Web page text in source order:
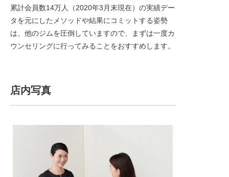
累計会員数14万人（2020年3月末現在）の実績デー
タを元にしたメソッドや結果にコミットする姿勢
は、他のジムを圧倒していますので、まずは一度カ
ウンセリングに行ってみることをおすすめします。
店内写真